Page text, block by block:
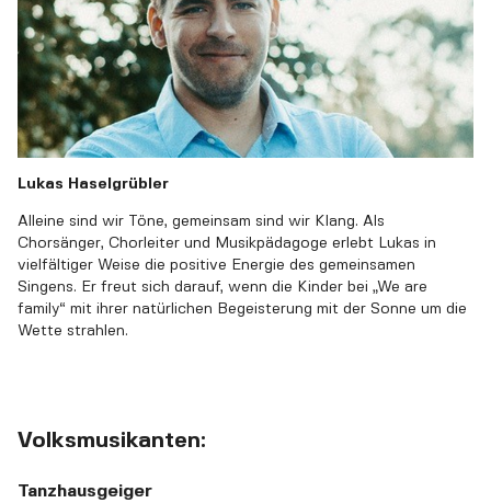
Lukas Haselgrübler
Alleine sind wir Töne, gemeinsam sind wir Klang. Als
Chorsänger, Chorleiter und Musikpädagoge erlebt Lukas in
vielfältiger Weise die positive Energie des gemeinsamen
Singens. Er freut sich darauf, wenn die Kinder bei „We are
family“ mit ihrer natürlichen Begeisterung mit der Sonne um die
Wette strahlen.
Volksmusikanten:
Tanzhausgeiger